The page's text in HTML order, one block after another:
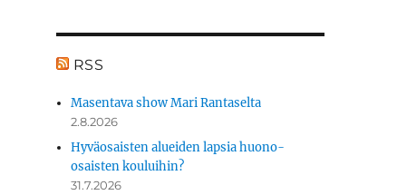
RSS
Masentava show Mari Rantaselta
2.8.2026
Hyväosaisten alueiden lapsia huono-
osaisten kouluihin?
31.7.2026